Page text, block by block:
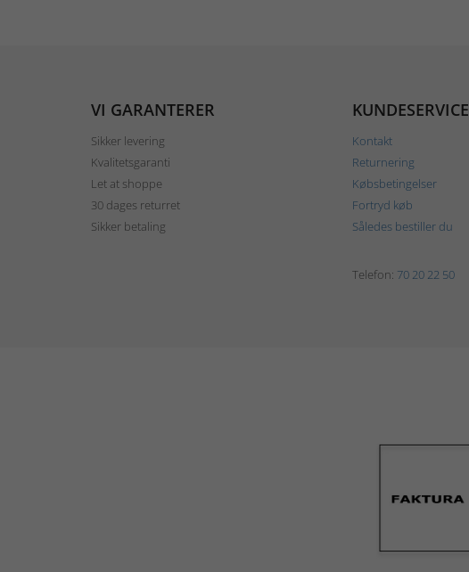
VI GARANTERER
Sikker levering
Kvalitetsgaranti
Let at shoppe
30 dages returret
Sikker betaling
KUNDESERVICE
Kontakt
Returnering
Købsbetingelser
Fortryd køb
Således bestiller du
Telefon: 70 20 22 50